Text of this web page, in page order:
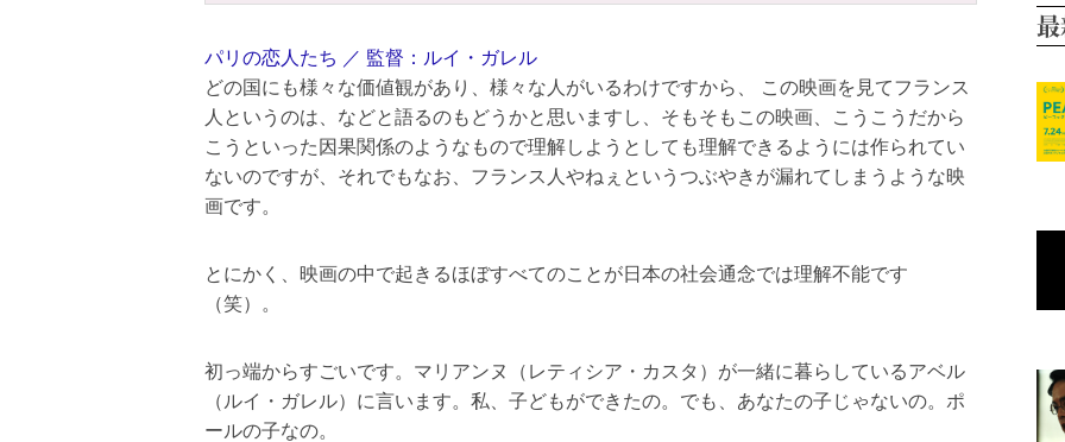
パリの恋人たち ／ 監督：ルイ・ガレル
どの国にも様々な価値観があり、様々な人がいるわけですから、 この映画を見てフランス
人というのは、などと語るのもどうかと思いますし、そもそもこの映画、こうこうだから
こうといった因果関係のようなもので理解しようとしても理解できるようには作られてい
ないのですが、それでもなお、フランス人やねぇというつぶやきが漏れてしまうような映
画です。
とにかく、映画の中で起きるほぼすべてのことが日本の社会通念では理解不能です
（笑）。
初っ端からすごいです。マリアンヌ（レティシア・カスタ）が一緒に暮らしているアベル
（ルイ・ガレル）に言います。私、子どもができたの。でも、あなたの子じゃないの。ポ
ールの子なの。